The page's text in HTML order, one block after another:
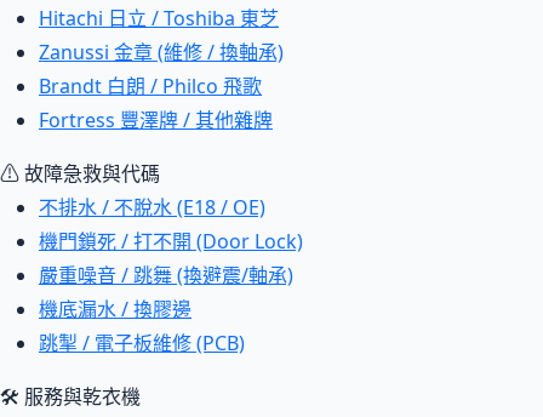
Hitachi 日立 / Toshiba 東芝
Zanussi 金章 (維修 / 換軸承)
Brandt 白朗 / Philco 飛歌
Fortress 豐澤牌 / 其他雜牌
⚠ 故障急救與代碼
不排水 / 不脫水 (E18 / OE)
機門鎖死 / 打不開 (Door Lock)
嚴重噪音 / 跳舞 (換避震/軸承)
機底漏水 / 換膠邊
跳掣 / 電子板維修 (PCB)
🛠 服務與乾衣機